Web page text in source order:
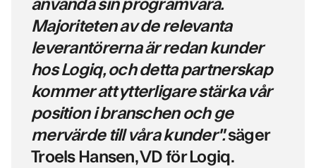
Majoriteten av de relevanta
leverantörerna är redan kunder
hos Logiq, och detta partnerskap
kommer att ytterligare stärka vår
position i branschen och ge
mervärde till våra kunder".säger
Troels Hansen, VD för Logiq.